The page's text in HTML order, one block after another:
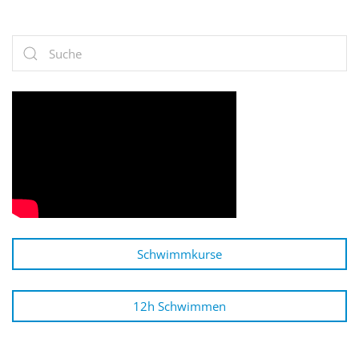
Schwimmkurse
12h Schwimmen